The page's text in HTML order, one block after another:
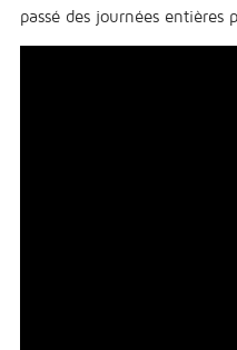
passé des journées entières